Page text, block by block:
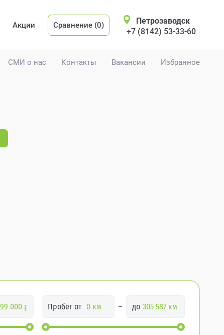
СМИ о нас Контакты Вакансии Избранное
Акции Сравнение (0)
Петрозаводск
+7 (8142) 53-33-60
Пробег от до